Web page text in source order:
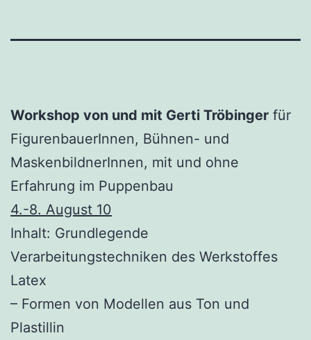
Workshop von und mit Gerti Tröbinger für
FigurenbauerInnen, Bühnen- und
MaskenbildnerInnen, mit und ohne
Erfahrung im Puppenbau
4.-8. August 10
Inhalt: Grundlegende
Verarbeitungstechniken des Werkstoffes
Latex
– Formen von Modellen aus Ton und
Plastillin